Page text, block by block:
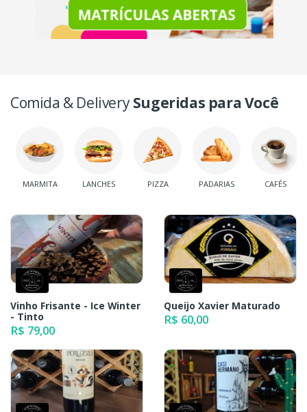
Comida & DeliverySugeridas para Você
MARMITA LANCHES PIZZA PADARIAS CAFÉS
Vinho Frisante - Ice Winter
- Tinto
R$ 79,00
Queijo Xavier Maturado
R$ 60,00